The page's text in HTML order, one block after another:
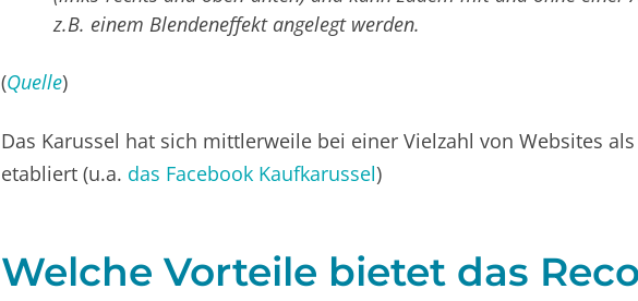
z.B. einem Blendeneffekt angelegt werden.
(Quelle)
Das Karussel hat sich mittlerweile bei einer Vielzahl von Websites
etabliert (u.a. das Facebook Kaufkarussel)
Welche Vorteile bietet das